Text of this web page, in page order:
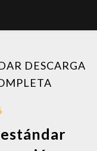
DESCARGA